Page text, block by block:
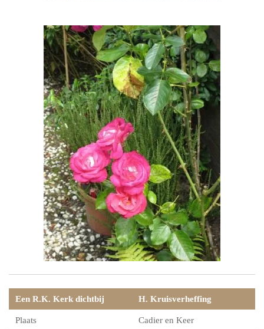
Een R.K. Kerk dichtbij H. Kruisverheffing
Plaats Cadier en Keer